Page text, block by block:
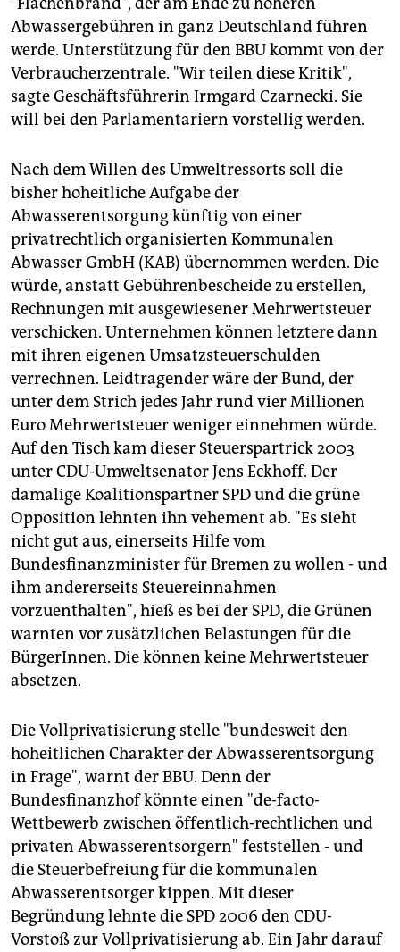
Abwassergebühren in ganz Deutschland führen
werde. Unterstützung für den BBU kommt von der
Verbraucherzentrale. "Wir teilen diese Kritik",
sagte Geschäftsführerin Irmgard Czarnecki. Sie
will bei den Parlamentariern vorstellig werden.
Nach dem Willen des Umweltressorts soll die
bisher hoheitliche Aufgabe der
Abwasserentsorgung künftig von einer
privatrechtlich organisierten Kommunalen
Abwasser GmbH (KAB) übernommen werden. Die
würde, anstatt Gebührenbescheide zu erstellen,
Rechnungen mit ausgewiesener Mehrwertsteuer
verschicken. Unternehmen können letztere dann
mit ihren eigenen Umsatzsteuerschulden
verrechnen. Leidtragender wäre der Bund, der
unter dem Strich jedes Jahr rund vier Millionen
Euro Mehrwertsteuer weniger einnehmen würde.
Auf den Tisch kam dieser Steuerspartrick 2003
unter CDU-Umweltsenator Jens Eckhoff. Der
damalige Koalitionspartner SPD und die grüne
Opposition lehnten ihn vehement ab. "Es sieht
nicht gut aus, einerseits Hilfe vom
Bundesfinanzminister für Bremen zu wollen - und
ihm andererseits Steuereinnahmen
vorzuenthalten", hieß es bei der SPD, die Grünen
warnten vor zusätzlichen Belastungen für die
BürgerInnen. Die können keine Mehrwertsteuer
absetzen.
Die Vollprivatisierung stelle "bundesweit den
hoheitlichen Charakter der Abwasserentsorgung
in Frage", warnt der BBU. Denn der
Bundesfinanzhof könnte einen "de-facto-
Wettbewerb zwischen öffentlich-rechtlichen und
privaten Abwasserentsorgern" feststellen - und
die Steuerbefreiung für die kommunalen
Abwasserentsorger kippen. Mit dieser
Begründung lehnte die SPD 2006 den CDU-
Vorstoß zur Vollprivatisierung ab. Ein Jahr darauf